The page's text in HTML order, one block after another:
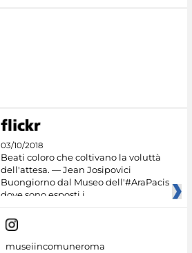
03/10/2018
Beati coloro che coltivano la voluttà
dell'attesa. — Jean Josipovici
Buongiorno dal Museo dell'#AraPacis
dove sono esposti i
museiincomuneroma